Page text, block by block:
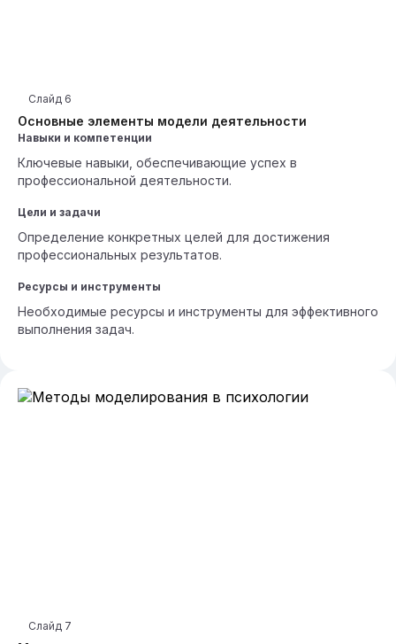
Основные элементы модели деятельности
Слайд 6
Навыки и компетенции
Ключевые навыки, обеспечивающие успех в
профессиональной деятельности.
Цели и задачи
Определение конкретных целей для достижения
профессиональных результатов.
Ресурсы и инструменты
Необходимые ресурсы и инструменты для эффективного
выполнения задач.
Слайд 7